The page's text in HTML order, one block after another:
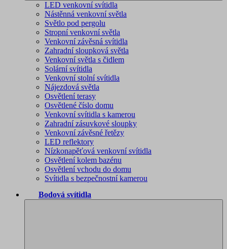
LED venkovní svítidla
Nástěnná venkovní světla
Světlo pod pergolu
Stropní venkovní světla
Venkovní závěsná svítidla
Zahradní sloupková světla
Venkovní světla s čidlem
Solární svítidla
Venkovní stolní svítidla
Nájezdová světla
Osvětlení terasy
Osvětlené číslo domu
Venkovní svítidla s kamerou
Zahradní zásuvkové sloupky
Venkovní závěsné řetězy
LED reflektory
Nízkonapěťová venkovní svítidla
Osvětlení kolem bazénu
Osvětlení vchodu do domu
Svítidla s bezpečnostní kamerou
Bodová svítidla